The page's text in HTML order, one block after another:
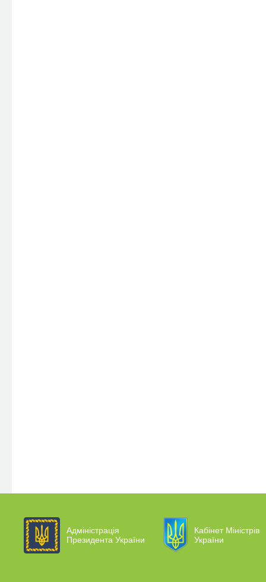
Адміністрація
Президента України
Кабінет Міністрів
України